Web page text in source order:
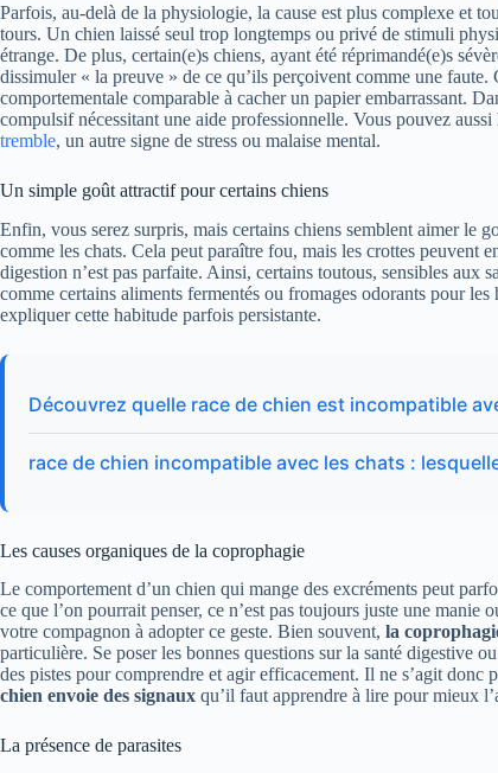
Parfois, au-delà de la physiologie, la cause est plus complexe et
tours. Un chien laissé seul trop longtemps ou privé de stimuli
étrange. De plus, certain(e)s chiens, ayant été réprimandé(e)s
dissimuler « la preuve » de ce qu’ils perçoivent comme une
comportementale comparable à cacher un papier embarrassant.
compulsif nécessitant une aide professionnelle. Vous pouvez
tremble, un autre signe de stress ou malaise mental.
Un simple goût attractif pour certains chiens
Enfin, vous serez surpris, mais certains chiens semblent aimer le
comme les chats. Cela peut paraître fou, mais les crottes peuvent
digestion n’est pas parfaite. Ainsi, certains toutous, sensibles aux
comme certains aliments fermentés ou fromages odorants pour
expliquer cette habitude parfois persistante.
Découvrez quelle race de chien est incompatible
race de chien incompatible avec les chats :
Les causes organiques de la coprophagie
Le comportement d’un chien qui mange des excréments peut
ce que l’on pourrait penser, ce n’est pas toujours juste une
votre compagnon à adopter ce geste. Bien souvent, la
particulière. Se poser les bonnes questions sur la santé digestive
des pistes pour comprendre et agir efficacement. Il ne s’agit donc
chien envoie des signaux qu’il faut apprendre à lire pour mieux
La présence de parasites